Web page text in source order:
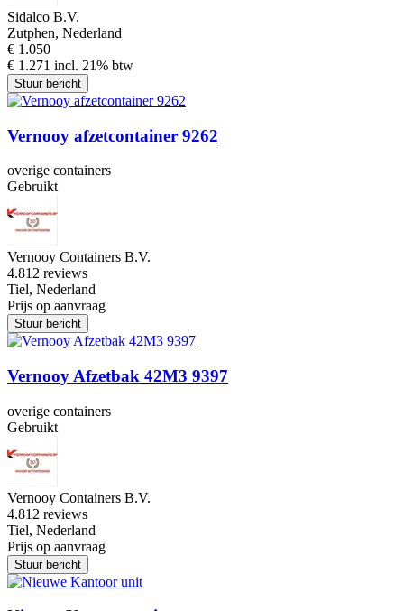
Sidalco B.V.
Zutphen, Nederland
€ 1.050
€ 1.271 incl. 21% btw
Stuur bericht
Vernooy afzetcontainer 9262
overige containers
Gebruikt
Vernooy Containers B.V.
4.812 reviews
Tiel, Nederland
Prijs op aanvraag
Stuur bericht
Vernooy Afzetbak 42M3 9397
overige containers
Gebruikt
Vernooy Containers B.V.
4.812 reviews
Tiel, Nederland
Prijs op aanvraag
Stuur bericht